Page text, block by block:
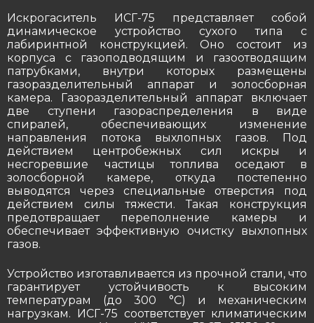
Искрогаситель ИСГ-75 представляет собой
динамическое устройство сухого типа с
лабиринтной конструкцией. Оно состоит из
корпуса с газоподводящим и газоотводящим
патрубками, внутри которых размещены
газоразделительный аппарат и золосборная
камера. Газоразделительный аппарат включает
две ступени газораспределения в виде
спиралей, обеспечивающих изменение
направления потока выхлопных газов. Под
действием центробежных сил искры и
несгоревшие частицы топлива оседают в
золосборной камере, откуда постепенно
выводятся через специальные отверстия под
действием силы тяжести. Такая конструкция
предотвращает переполнение камеры и
обеспечивает эффективную очистку выхлопных
газов.
Устройство изготавливается из прочной стали, что
гарантирует устойчивость к высоким
температурам (до 300 °С) и механическим
нагрузкам. ИСГ-75 соответствует климатическим